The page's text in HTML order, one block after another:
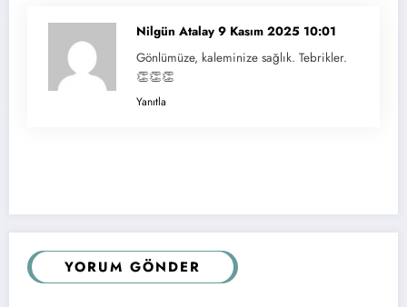
Nilgün Atalay 9 Kasım 2025 10:01
Gönlümüze, kaleminize sağlık. Tebrikler.
👏👏👏
Yanıtla
YORUM GÖNDER